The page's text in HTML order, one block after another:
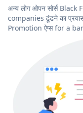
अन्य लोग ओपन सोर्स
companies ढूंढने का
Promotion ऐप्स for a